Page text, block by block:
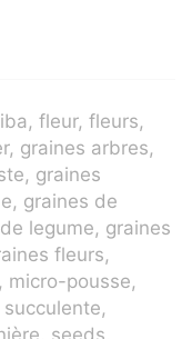
fleur fleurs
graines arbres
graines
graines de
legume
graines
fleurs
micro-pousse
seeds